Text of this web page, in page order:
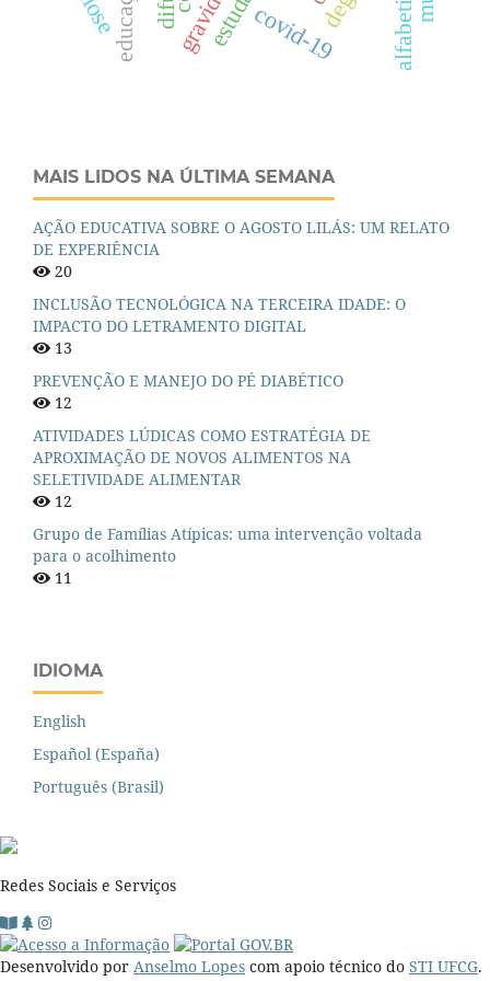
covid-19
MAIS LIDOS NA ÚLTIMA SEMANA
AÇÃO EDUCATIVA SOBRE O AGOSTO LILÁS: UM RELATO
DE EXPERIÊNCIA
20
INCLUSÃO TECNOLÓGICA NA TERCEIRA IDADE: O
IMPACTO DO LETRAMENTO DIGITAL
13
PREVENÇÃO E MANEJO DO PÉ DIABÉTICO
12
ATIVIDADES LÚDICAS COMO ESTRATÉGIA DE
APROXIMAÇÃO DE NOVOS ALIMENTOS NA
SELETIVIDADE ALIMENTAR
12
Grupo de Famílias Atípicas: uma intervenção voltada
para o acolhimento
11
IDIOMA
English
Español (España)
Português (Brasil)
Redes Sociais e Serviços
Desenvolvido por Anselmo Lopes com apoio técnico do STI UFCG.